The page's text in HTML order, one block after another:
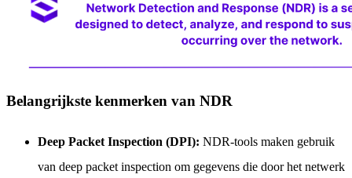
Belangrijkste kenmerken van NDR
Deep Packet Inspection (DPI): NDR-tools maken gebruik
van deep packet inspection om gegevens die door het netwerk